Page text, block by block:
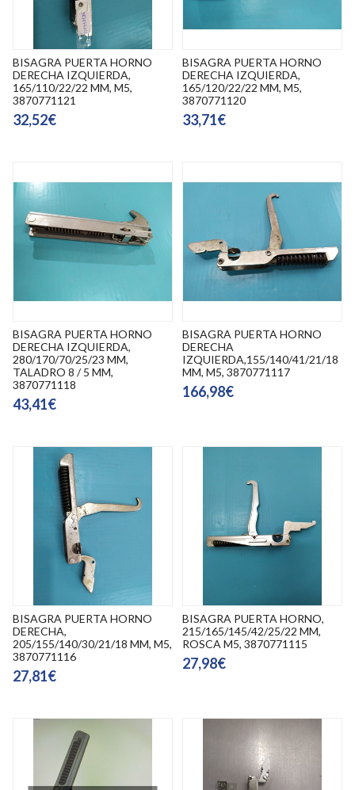
BISAGRA PUERTA HORNO
DERECHA IZQUIERDA,
165/110/22/22 MM, M5,
3870771121
32,52€
BISAGRA PUERTA HORNO
DERECHA IZQUIERDA,
165/120/22/22 MM, M5,
3870771120
33,71€
BISAGRA PUERTA HORNO
DERECHA IZQUIERDA,
280/170/70/25/23 MM,
TALADRO 8 / 5 MM,
3870771118
43,41€
BISAGRA PUERTA HORNO
DERECHA
IZQUIERDA,155/140/41/21/18
MM, M5, 3870771117
166,98€
BISAGRA PUERTA HORNO
DERECHA,
205/155/140/30/21/18 MM, M5,
3870771116
27,81€
BISAGRA PUERTA HORNO,
215/165/145/42/25/22 MM,
ROSCA M5, 3870771115
27,98€